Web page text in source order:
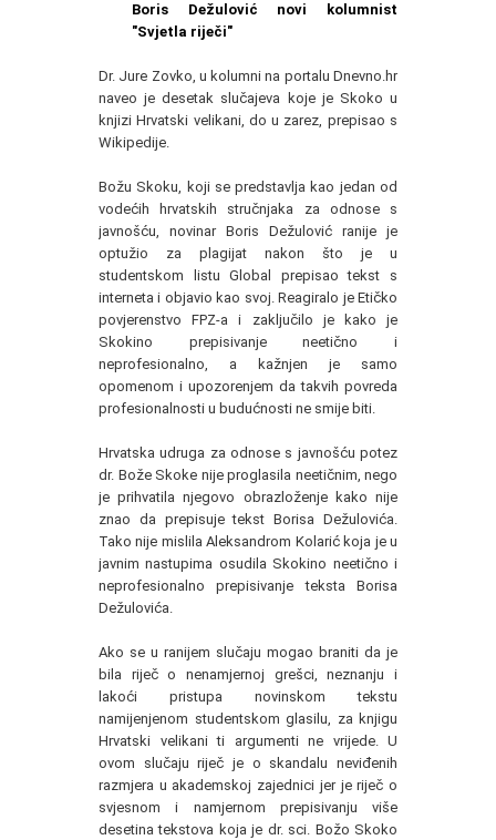
Boris Dežulović novi kolumnist
"Svjetla riječi"
Dr. Jure Zovko, u kolumni na portalu Dnevno.hr
naveo je desetak slučajeva koje je Skoko u
knjizi Hrvatski velikani, do u zarez, prepisao s
Wikipedije.
Božu Skoku, koji se predstavlja kao jedan od
vodećih hrvatskih stručnjaka za odnose s
javnošću, novinar Boris Dežulović ranije je
optužio za plagijat nakon što je u
studentskom listu Global prepisao tekst s
interneta i objavio kao svoj. Reagiralo je Etičko
povjerenstvo FPZ-a i zaključilo je kako je
Skokino prepisivanje neetično i
neprofesionalno, a kažnjen je samo
opomenom i upozorenjem da takvih povreda
profesionalnosti u budućnosti ne smije biti.
Hrvatska udruga za odnose s javnošću potez
dr. Bože Skoke nije proglasila neetičnim, nego
je prihvatila njegovo obrazloženje kako nije
znao da prepisuje tekst Borisa Dežulovića.
Tako nije mislila Aleksandrom Kolarić koja je u
javnim nastupima osudila Skokino neetično i
neprofesionalno prepisivanje teksta Borisa
Dežulovića.
Ako se u ranijem slučaju mogao braniti da je
bila riječ o nenamjernoj grešci, neznanju i
lakoći pristupa novinskom tekstu
namijenjenom studentskom glasilu, za knjigu
Hrvatski velikani ti argumenti ne vrijede. U
ovom slučaju riječ je o skandalu neviđenih
razmjera u akademskoj zajednici jer je riječ o
svjesnom i namjernom prepisivanju više
desetina tekstova koja je dr. sci. Božo Skoko